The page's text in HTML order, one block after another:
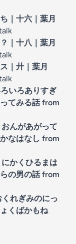
｜十六｜葉月
｜十八｜葉月
｜廾｜葉月
いろありすぎ
てみる話 from
んがあがって
なはなし from
かくひるまは
の男の話 from
れぎみのにっ
くばかもね